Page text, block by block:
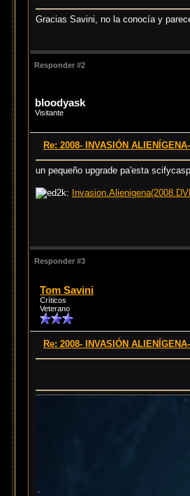
Gracias Savini, no la conocía y
Responder #2
bloodyask
Visitante
Re: 2008- INVASIÓN
un pequeño upgrade pa'esta
Responder #3
Tom Savini
Críticos
Veterano
Re: 2008- INVASIÓN